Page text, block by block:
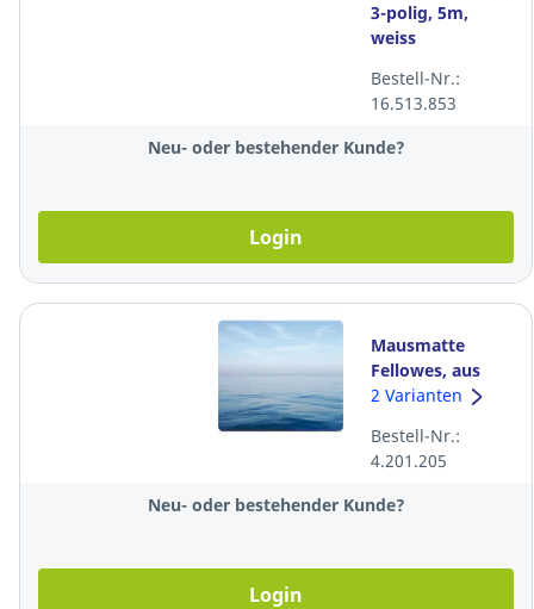
3-polig, 5m,
weiss
Bestell-Nr.:
16.513.853
Neu- oder bestehender Kunde?
Login
Mausmatte
Fellowes, aus
95% recycelten
Motiv Ozean
2 Varianten
Bestell-Nr.:
4.201.205
Neu- oder bestehender Kunde?
Login